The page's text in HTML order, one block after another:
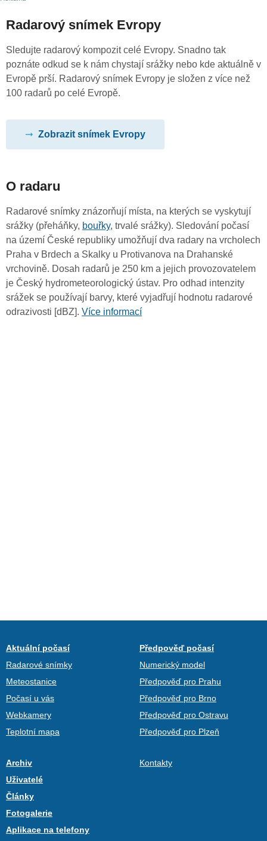
Radarový snímek Evropy
Sledujte radarový kompozit celé Evropy. Snadno tak
poznáte odkud se k nám chystají srážky nebo kde aktuálně v
Evropě prší. Radarový snímek Evropy je složen z více než
100 radarů po celé Evropě.
Zobrazit snímek Evropy
O radaru
Radarové snímky znázorňují místa, na kterých se vyskytují
srážky (přeháňky, bouřky, trvalé srážky). Sledování počasí
na území České republiky umožňují dva radary na vrcholech
Praha v Brdech a Skalky u Protivanova na Drahanské
vrchovině. Dosah radarů je 250 km a jejich provozovatelem
je Český hydrometeorologický ústav. Pro odhad intenzity
srážek se používají barvy, které vyjadřují hodnotu radarové
odrazivosti [dBZ]. Více informací
Aktuální počasí
Radarové snímky
Meteostanice
Počasí u vás
Webkamery
Teplotní mapa
Předpověď počasí
Numerický model
Předpověď pro Prahu
Předpověď pro Brno
Předpověď pro Ostravu
Předpověď pro Plzeň
Archiv
Uživatelé
Články
Fotogalerie
Aplikace na telefony
Kontakty